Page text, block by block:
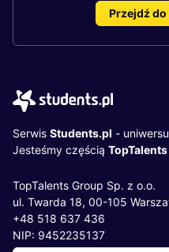
Przejdź
Serwis Students.pl -
Jesteśmy częścią TopTalents
TopTalents Group Sp. z o.o.
ul. Twarda 18, 00-105
+48 518 637 436
NIP: 9452235137